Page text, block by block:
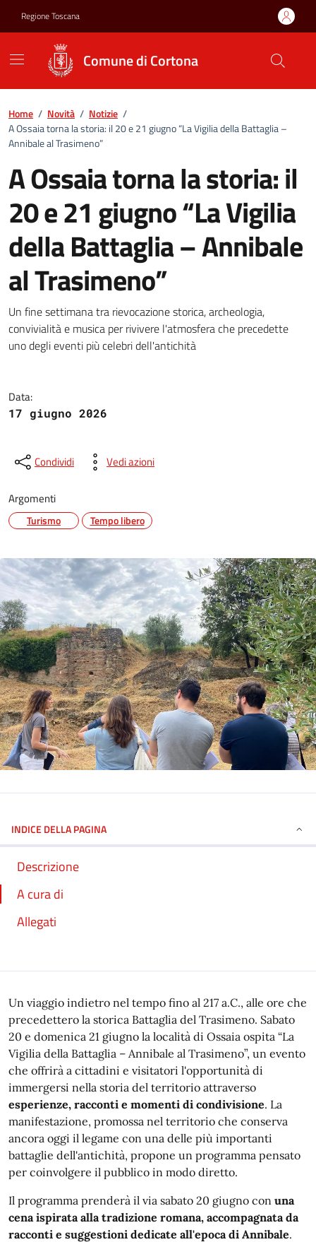
Regione Toscana
Comune di Cortona
Home / Novità / Notizie /
A Ossaia torna la storia: il 20 e 21 giugno “La Vigilia della Battaglia –
Annibale al Trasimeno”
A Ossaia torna la storia: il
20 e 21 giugno “La Vigilia
della Battaglia – Annibale
al Trasimeno”
A Ossaia torna la storia: il 20 e
Un fine settimana tra rievocazione storica, archeologia,
convivialità e musica per rivivere l'atmosfera che precedette
uno degli eventi più celebri dell'antichità
Data:
17 giugno 2026
Condividi Vedi azioni
Argomenti
Turismo Tempo libero
INDICE DELLA PAGINA
Descrizione
A cura di
Allegati
Un viaggio indietro nel tempo fino al 217 a.C., alle ore che
precedettero la storica Battaglia del Trasimeno. Sabato
20 e domenica 21 giugno la località di Ossaia ospita “La
Vigilia della Battaglia – Annibale al Trasimeno”, un evento
che offrirà a cittadini e visitatori l'opportunità di
immergersi nella storia del territorio attraverso
esperienze, racconti e momenti di condivisione. La
manifestazione, promossa nel territorio che conserva
ancora oggi il legame con una delle più importanti
battaglie dell'antichità, propone un programma pensato
per coinvolgere il pubblico in modo diretto.
Il programma prenderà il via sabato 20 giugno con una
cena ispirata alla tradizione romana, accompagnata da
racconti e suggestioni dedicate all'epoca di Annibale.